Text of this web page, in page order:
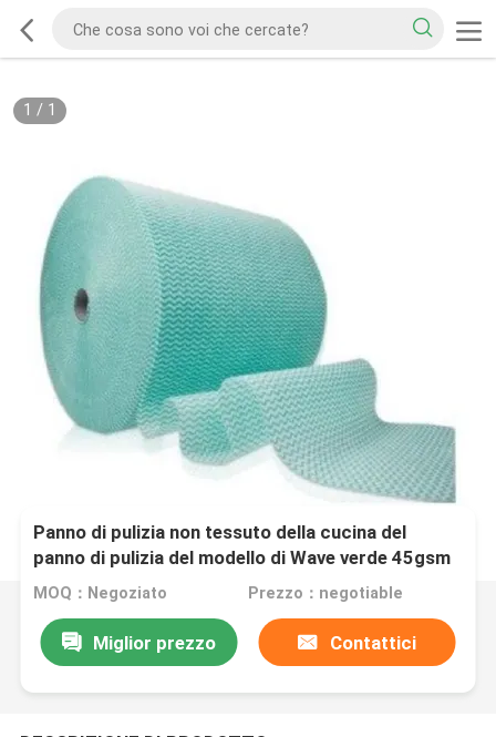
1 / 1
Panno di pulizia non tessuto della cucina del
panno di pulizia del modello di Wave verde 45gsm
MOQ：Negoziato Prezzo：negotiable
Miglior prezzo Contattici